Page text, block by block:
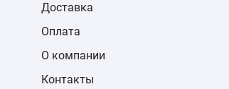
Доставка
Оплата
О компании
Контакты